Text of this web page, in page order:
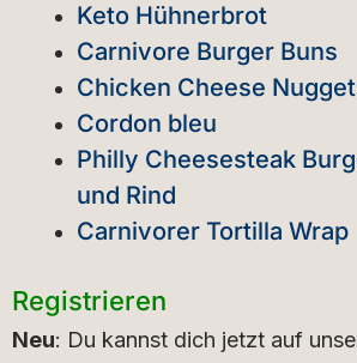
Keto Hühnerbrot
Carnivore Burger Buns
Chicken Cheese
Cordon bleu
Philly Cheesesteak
und Rind
Carnivorer Tortilla Wrap
Registrieren
Neu: Du kannst dich jetzt auf